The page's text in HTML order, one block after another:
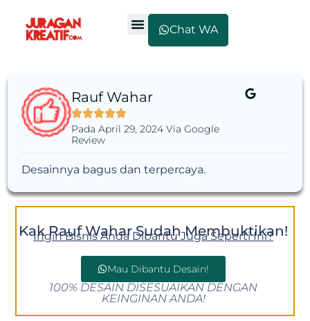
Chat WA
Rauf Wahar
Pada April 29, 2024 Via Google
Review
Desainnya bagus dan terpercaya.
Kak Rauf Wahar Sudah Membuktikan!
Ingin Bisnis Anda Dibantu Juga Seperti Ini?
Mau Dibantu Desain!
100% DESAIN DISESUAIKAN DENGAN
KEINGINAN ANDA!